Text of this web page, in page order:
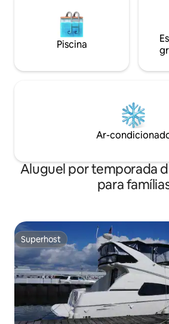
Piscina
Ar-
Aluguel por temporada
para
Superhost
Superhost